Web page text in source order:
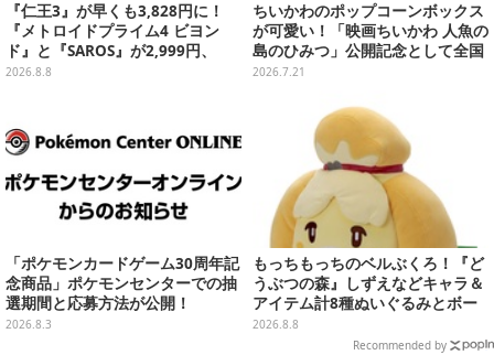
『仁王3』が早くも3,828円に！
『メトロイドプライム4 ビヨン
ド』と『SAROS』が2,999円、
『メタルギアソリッド Δ』は2,49
2026.8.8
ちいかわのポップコーンボックス
が可愛い！「映画ちいかわ 人魚の
島のひみつ」公開記念として全国
劇場で販売決定、セイレーンドリ
2026.7.21
「ポケモンカードゲーム30周年記
念商品」ポケモンセンターでの抽
選期間と応募方法が公開！
2026.8.3
もっちもっちのベルぶくろ！『ど
うぶつの森』しずえなどキャラ＆
アイテム計8種ぬいぐるみとボー
ルチェーン付きマスコットが発売
2026.8.8
Recommended by